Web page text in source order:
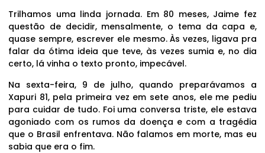
Trilhamos uma linda jornada. Em 80 meses, Jaime fez
questão de decidir, mensalmente, o tema da capa e,
quase sempre, escrever ele mesmo. Às vezes, ligava pra
falar da ótima ideia que teve, às vezes sumia e, no dia
certo, lá vinha o texto pronto, impecável.
Na sexta-feira, 9 de julho, quando preparávamos a
Xapuri 81, pela primeira vez em sete anos, ele me pediu
para cuidar de tudo. Foi uma conversa triste, ele estava
agoniado com os rumos da doença e com a tragédia
que o Brasil enfrentava. Não falamos em morte, mas eu
sabia que era o fim.